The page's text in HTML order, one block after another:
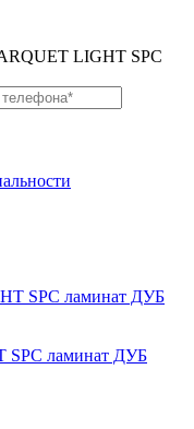
LIGHT SPC
SPC ламинат ДУБ